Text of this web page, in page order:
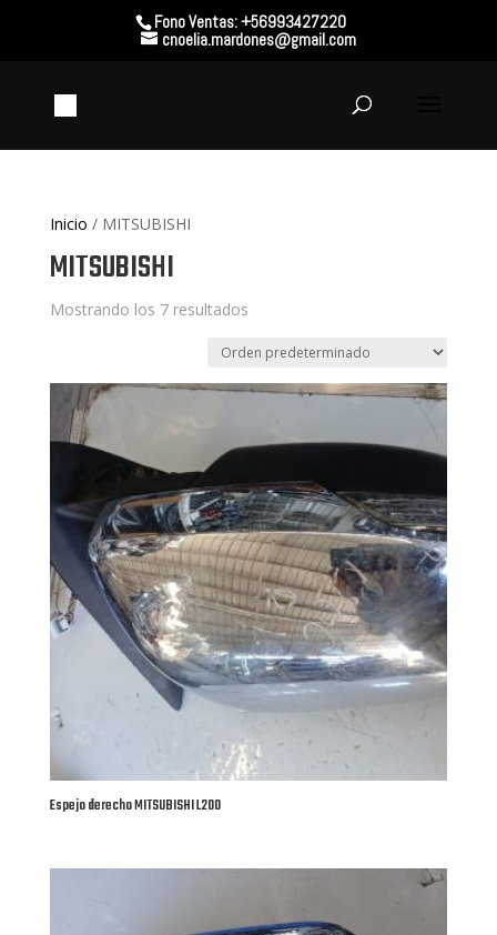
Fono Ventas: +56993427220
cnoelia.mardones@gmail.com
Inicio / MITSUBISHI
MITSUBISHI
Mostrando los 7 resultados
Espejo derecho MITSUBISHI L200